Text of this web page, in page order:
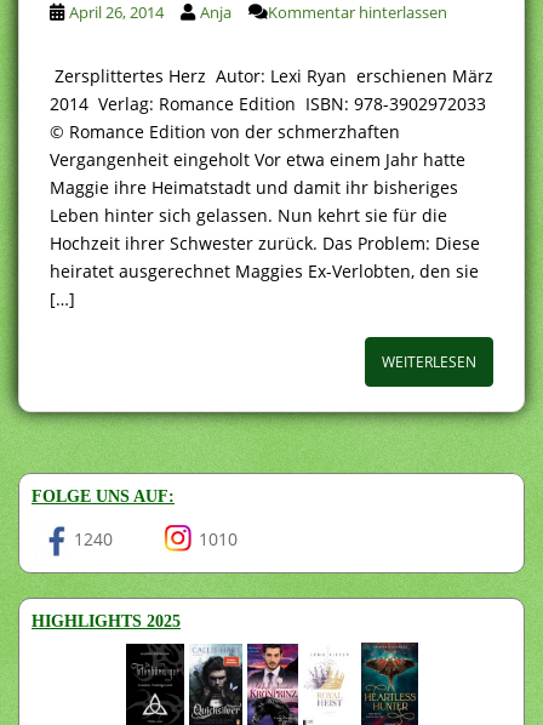
April 26, 2014 Anja Kommentar hinterlassen
Zersplittertes Herz Autor: Lexi Ryan erschienen März
2014 Verlag: Romance Edition ISBN: 978-3902972033
© Romance Edition von der schmerzhaften
Vergangenheit eingeholt Vor etwa einem Jahr hatte
Maggie ihre Heimatstadt und damit ihr bisheriges
Leben hinter sich gelassen. Nun kehrt sie für die
Hochzeit ihrer Schwester zurück. Das Problem: Diese
heiratet ausgerechnet Maggies Ex-Verlobten, den sie
[…]
WEITERLESEN
FOLGE UNS AUF:
1240 1010
HIGHLIGHTS 2025